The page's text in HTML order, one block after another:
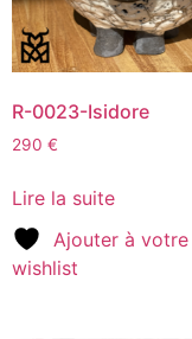
R-0023-Isidore
290 €
Lire la suite
Ajouter à votre
wishlist